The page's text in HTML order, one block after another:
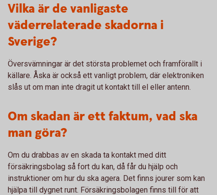
Vilka är de vanligaste
väderrelaterade skadorna i
Sverige?
Översvämningar är det största problemet och framförallt i
källare. Åska är också ett vanligt problem, där elektroniken
slås ut om man inte dragit ut kontakt till el eller antenn.
Om skadan är ett faktum, vad ska
man göra?
Om du drabbas av en skada ta kontakt med ditt
försäkringsbolag så fort du kan, då får du hjälp och
instruktioner om hur du ska agera. Det finns jourer som kan
hjälpa till dygnet runt. Försäkringsbolagen finns till för att